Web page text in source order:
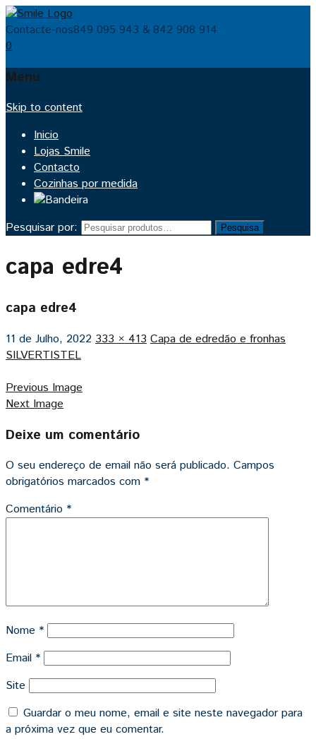
Contacte-nos849 095 943 & 842 908 914
0
Menu
Skip to content
Inicio
Lojas Smile
Contacto
Cozinhas por medida
Pesquisar por: Pesquisa
capa edre4
capa edre4
11 de Julho, 2022 333 × 413 Capa de edredão e fronhas
SILVERTISTEL
Previous Image
Next Image
Deixe um comentário
O seu endereço de email não será publicado. Campos
obrigatórios marcados com *
Comentário *
Nome *
Email *
Site
Guardar o meu nome, email e site neste navegador para
a próxima vez que eu comentar.